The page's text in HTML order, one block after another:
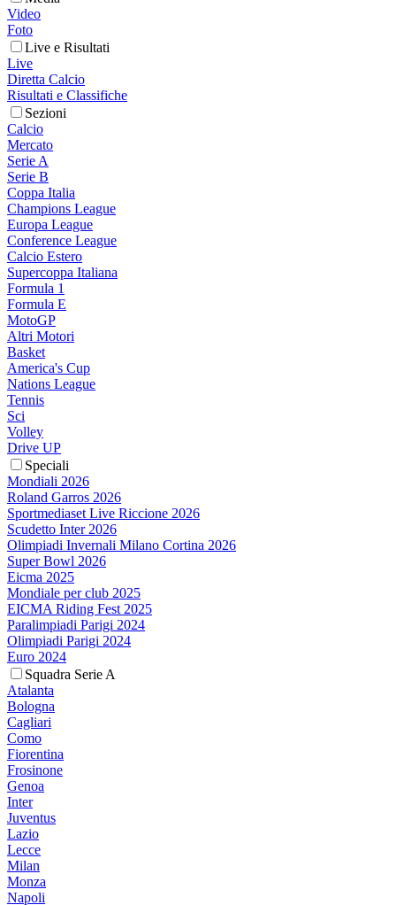
Video
Foto
Live e Risultati
Live
Diretta Calcio
Risultati e Classifiche
Sezioni
Calcio
Mercato
Serie A
Serie B
Coppa Italia
Champions League
Europa League
Conference League
Calcio Estero
Supercoppa Italiana
Formula 1
Formula E
MotoGP
Altri Motori
Basket
America's Cup
Nations League
Tennis
Sci
Volley
Drive UP
Speciali
Mondiali 2026
Roland Garros 2026
Sportmediaset Live Riccione 2026
Scudetto Inter 2026
Olimpiadi Invernali Milano Cortina 2026
Super Bowl 2026
Eicma 2025
Mondiale per club 2025
EICMA Riding Fest 2025
Paralimpiadi Parigi 2024
Olimpiadi Parigi 2024
Euro 2024
Squadra Serie A
Atalanta
Bologna
Cagliari
Como
Fiorentina
Frosinone
Genoa
Inter
Juventus
Lazio
Lecce
Milan
Monza
Napoli